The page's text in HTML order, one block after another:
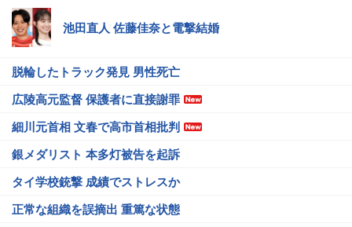
池田直人 佐藤佳奈と電撃結婚
脱輪したトラック発見 男性死亡
広陵高元監督 保護者に直接謝罪
細川元首相 文春で高市首相批判
銀メダリスト 本多灯被告を起訴
タイ学校銃撃 成績でストレスか
正常な組織を誤摘出 重篤な状態